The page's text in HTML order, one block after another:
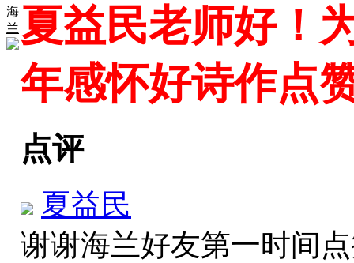
海
兰 夏益民老师好！
年感怀好诗作点
点评
夏益民
谢谢海兰好友第一时间